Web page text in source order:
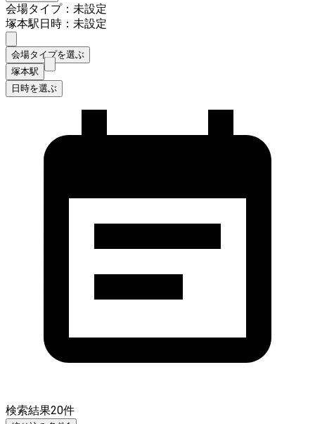
会場タイプ：未設定
塚本駅日時：未設定
会場タイプを選ぶ
塚本駅
日時を選ぶ
検索結果20件